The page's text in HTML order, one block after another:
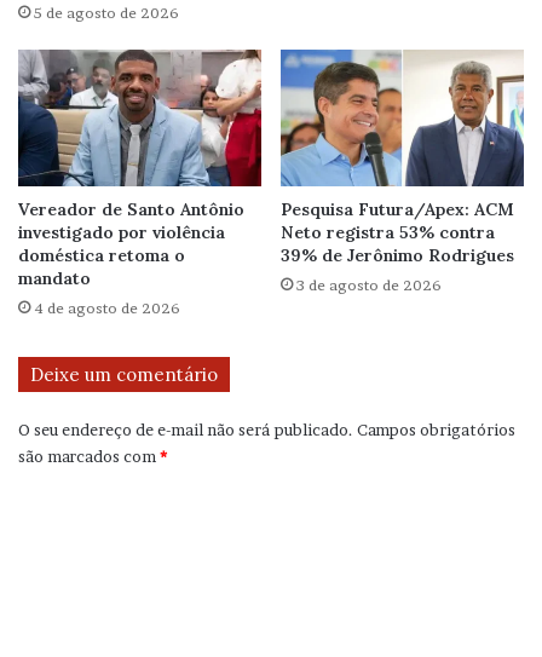
5 de agosto de 2026
Vereador de Santo Antônio
investigado por violência
doméstica retoma o
mandato
4 de agosto de 2026
Pesquisa Futura/Apex: ACM
Neto registra 53% contra
39% de Jerônimo Rodrigues
3 de agosto de 2026
Deixe um comentário
O seu endereço de e-mail não será publicado. Campos obrigatórios
são marcados com*